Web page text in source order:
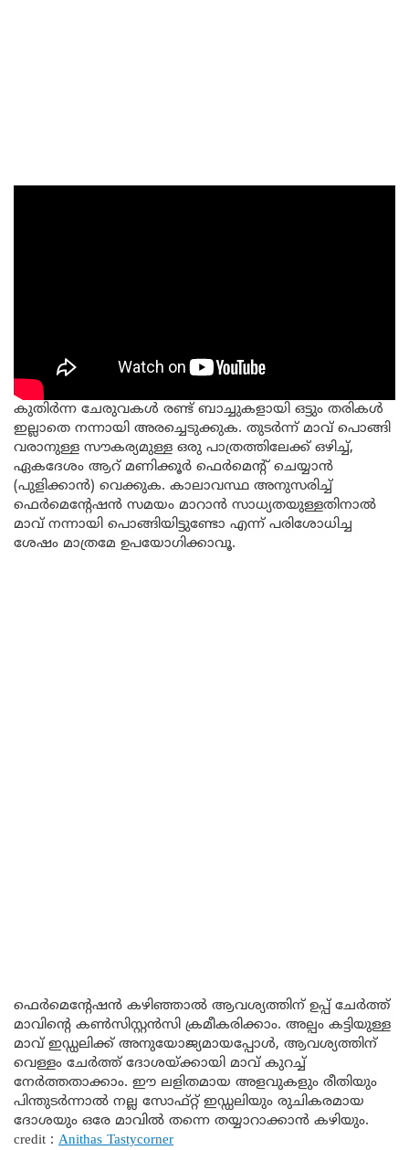
കുതിർന്ന ചേരുവകൾ രണ്ട് ബാച്ചുകളായി ഒട്ടും തരികൾ
ഇല്ലാതെ നന്നായി അരച്ചെടുക്കുക. തുടർന്ന് മാവ് പൊങ്ങി
വരാനുള്ള സൗകര്യമുള്ള ഒരു പാത്രത്തിലേക്ക് ഒഴിച്ച്,
ഏകദേശം ആറ് മണിക്കൂർ ഫെർമെന്റ് ചെയ്യാൻ
(പുളിക്കാൻ) വെക്കുക. കാലാവസ്ഥ അനുസരിച്ച്
ഫെർമെന്റേഷൻ സമയം മാറാൻ സാധ്യതയുള്ളതിനാൽ
മാവ് നന്നായി പൊങ്ങിയിട്ടുണ്ടോ എന്ന് പരിശോധിച്ച
ശേഷം മാത്രമേ ഉപയോഗിക്കാവൂ.
ഫെർമെന്റേഷൻ കഴിഞ്ഞാൽ ആവശ്യത്തിന് ഉപ്പ് ചേർത്ത്
മാവിന്റെ കൺസിസ്റ്റൻസി ക്രമീകരിക്കാം. അല്പം കട്ടിയുള്ള
മാവ് ഇഡ്ഡലിക്ക് അനുയോജ്യമായപ്പോൾ, ആവശ്യത്തിന്
വെള്ളം ചേർത്ത് ദോശയ്ക്കായി മാവ് കുറച്ച്
നേർത്തതാക്കാം. ഈ ലളിതമായ അളവുകളും രീതിയും
പിന്തുടർന്നാൽ നല്ല സോഫ്റ്റ് ഇഡ്ഡലിയും രുചികരമായ
ദോശയും ഒരേ മാവിൽ തന്നെ തയ്യാറാക്കാൻ കഴിയും.
credit : Anithas Tastycorner